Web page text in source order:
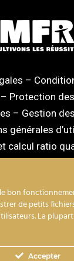
–
Protection
– Gestion
générales
calcul ratio
bon
de petits
La
Accepter